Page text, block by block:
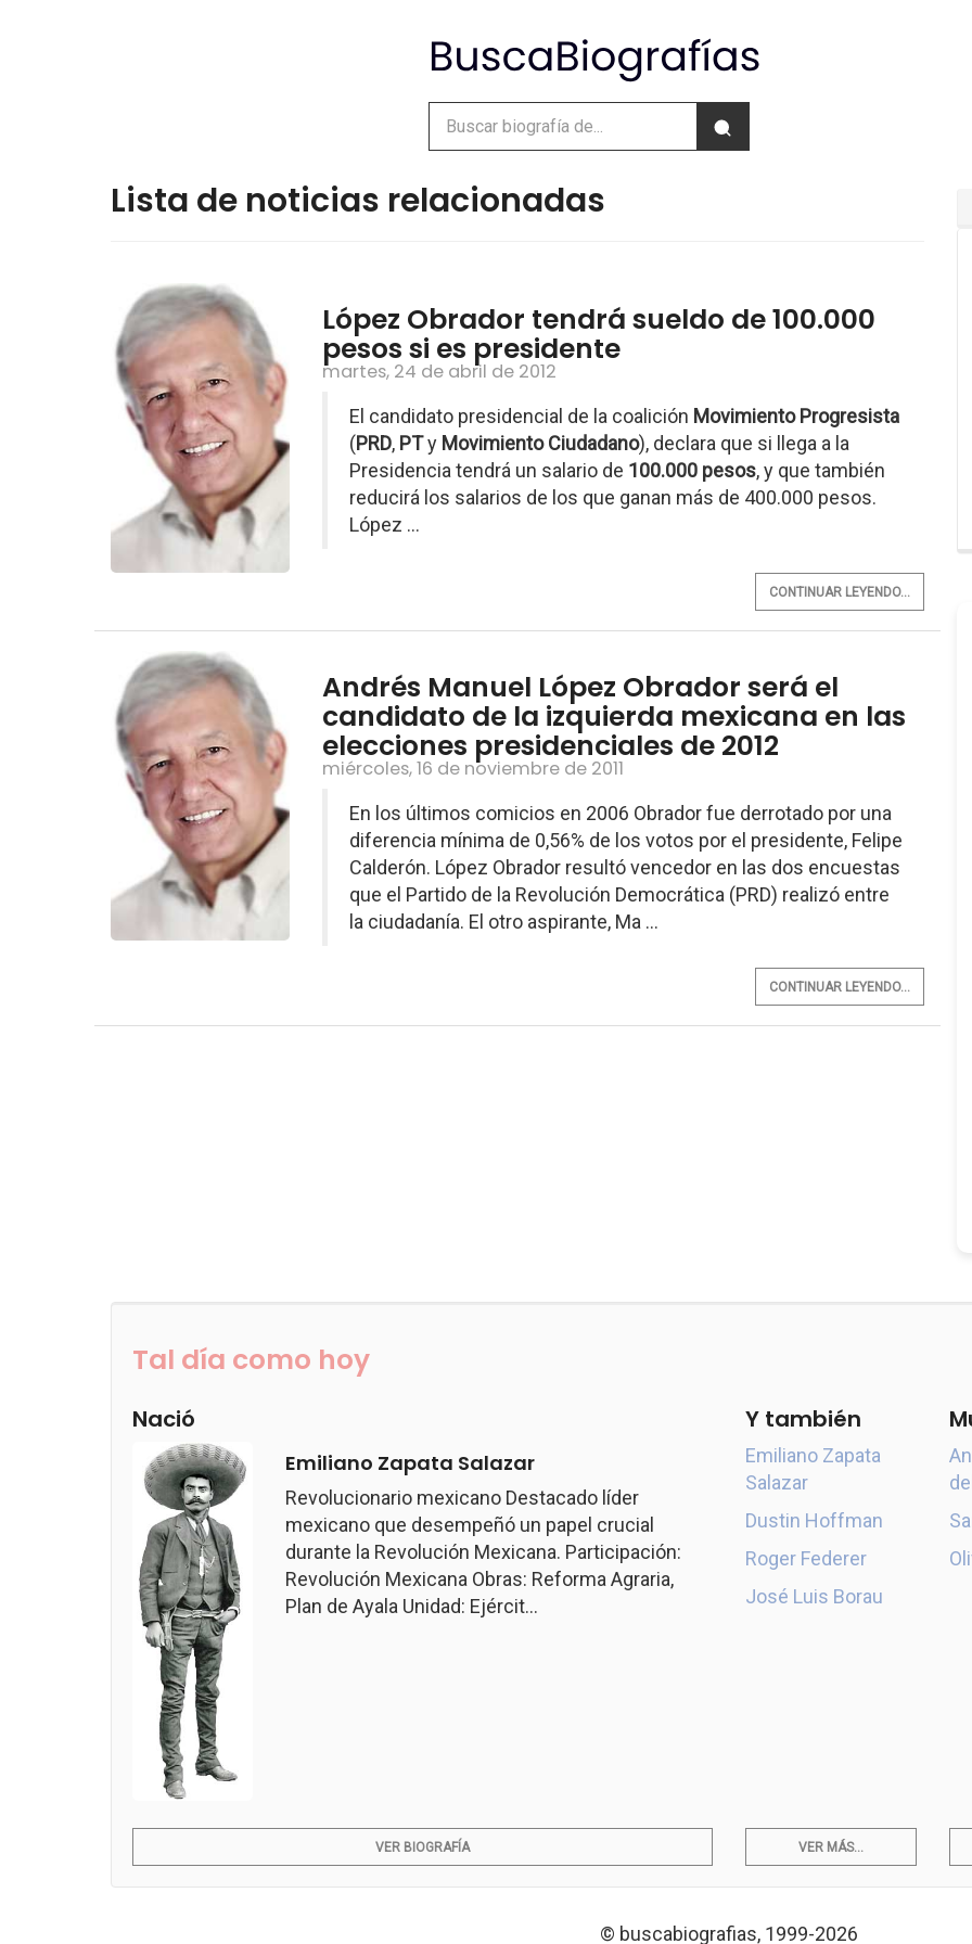
Lista de noticias relacionadas
López Obrador tendrá sueldo de 100.000
pesos si es presidente
martes, 24 de abril de 2012
El candidato presidencial de la coalición Movimiento Progresista
(PRD, PTy Movimiento Ciudadano), declara que si llega a la
Presidencia tendrá un salario de 100.000 pesos, y que también
reducirá los salarios de los que ganan más de 400.000 pesos.
López ...
CONTINUAR LEYENDO...
Andrés Manuel López Obrador será el
candidato de la izquierda mexicana en las
elecciones presidenciales de 2012
miércoles, 16 de noviembre de 2011
En los últimos comicios en 2006 Obrador fue derrotado por una
diferencia mínima de 0,56% de los votos por el presidente, Felipe
Calderón. López Obrador resultó vencedor en las dos encuestas
que el Partido de la Revolución Democrática (PRD) realizó entre
la ciudadanía. El otro aspirante, Ma ...
CONTINUAR LEYENDO...
Tal día como hoy
Nació
Emiliano Zapata Salazar
Revolucionario mexicano Destacado líder
mexicano que desempeñó un papel crucial
durante la Revolución Mexicana. Participación:
Revolución Mexicana Obras: Reforma Agraria,
Plan de Ayala Unidad: Ejércit...
Y también
Emiliano Zapata
Salazar
Dustin Hoffman
Roger Federer
José Luis Borau
VER BIOGRAFÍA VER MÁS...
© buscabiografias, 1999-2026